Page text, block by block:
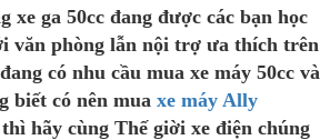
xe ga 50cc đang được các bạn học
văn phòng lẫn nội trợ ưa thích trên
có nhu cầu mua xe máy 50cc và
biết có nên mua xe máy Ally
hãy cùng Thế giời xe điện chúng